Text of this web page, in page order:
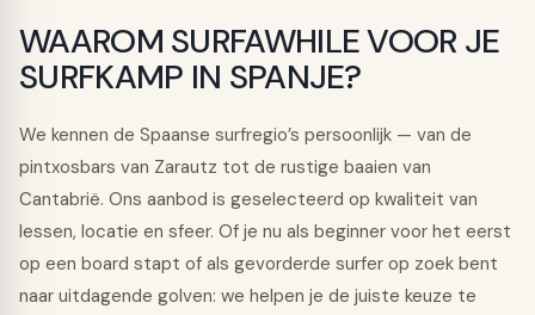
WAAROM SURFAWHILE VOOR JE
SURFKAMP IN SPANJE?
We kennen de Spaanse surfregio’s persoonlijk — van de
pintxosbars van Zarautz tot de rustige baaien van
Cantabrië. Ons aanbod is geselecteerd op kwaliteit van
lessen, locatie en sfeer. Of je nu als beginner voor het eerst
op een board stapt of als gevorderde surfer op zoek bent
naar uitdagende golven: we helpen je de juiste keuze te